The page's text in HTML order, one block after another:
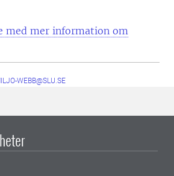
med mer information om
WEBB@SLU.SE